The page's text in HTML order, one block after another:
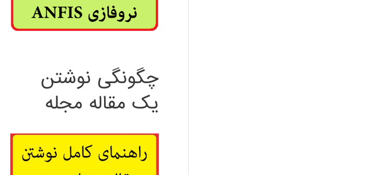
چگونگی نوشتن
یک مقاله مجله